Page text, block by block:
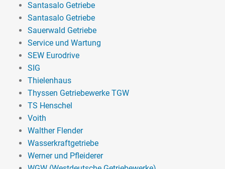
Santasalo Getriebe
Santasalo Getriebe
Sauerwald Getriebe
Service und Wartung
SEW Eurodrive
SIG
Thielenhaus
Thyssen Getriebewerke TGW
TS Henschel
Voith
Walther Flender
Wasserkraftgetriebe
Werner und Pfleiderer